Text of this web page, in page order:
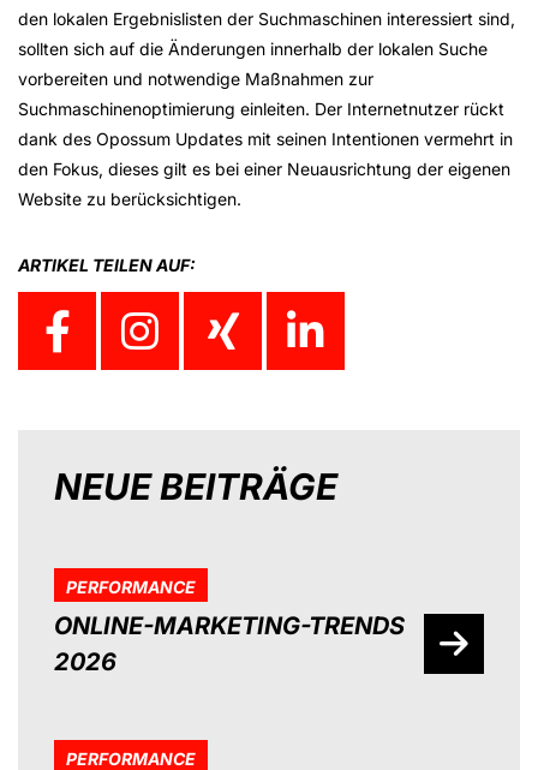
den lokalen Ergebnislisten der Suchmaschinen interessiert sind,
sollten sich auf die Änderungen innerhalb der lokalen Suche
vorbereiten und notwendige Maßnahmen zur
Suchmaschinenoptimierung einleiten. Der Internetnutzer rückt
dank des Opossum Updates mit seinen Intentionen vermehrt in
den Fokus, dieses gilt es bei einer Neuausrichtung der eigenen
Website zu berücksichtigen.
ARTIKEL TEILEN AUF:
NEUE BEITRÄGE
PERFORMANCE
ONLINE-MARKETING-TRENDS
2026
PERFORMANCE